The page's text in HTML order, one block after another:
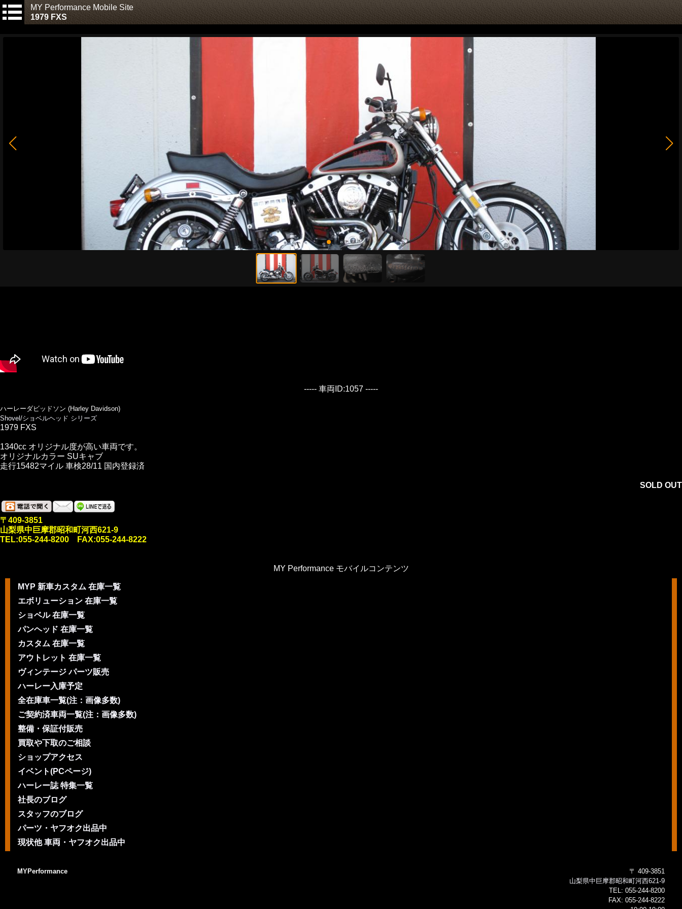
MY Performance Mobile Site
1979 FXS
----- 車両ID:1057 -----
ハーレーダビッドソン (Harley Davidson)
Shovel/ショベルヘッド シリーズ
1979 FXS
1340cc オリジナル度が高い車両です。
オリジナルカラー SUキャブ
走行15482マイル 車検28/11 国内登録済
SOLD OUT
〒409-3851
山梨県中巨摩郡昭和町河西621-9
TEL:055-244-8200 FAX:055-244-8222
MY Performance モバイルコンテンツ
MYP 新車カスタム 在庫一覧
エボリューション 在庫一覧
ショベル 在庫一覧
パンヘッド 在庫一覧
カスタム 在庫一覧
アウトレット 在庫一覧
ヴィンテージ パーツ販売
ハーレー入庫予定
全在庫車一覧(注：画像多数)
ご契約済車両一覧(注：画像多数)
整備・保証付販売
買取や下取のご相談
ショップアクセス
イベント(PCページ)
ハーレー誌 特集一覧
社長のブログ
スタッフのブログ
パーツ・ヤフオク出品中
現状他 車両・ヤフオク出品中
MYPerformance
〒 409-3851
山梨県中巨摩郡昭和町河西621-9
TEL: 055-244-8200
FAX: 055-244-8222